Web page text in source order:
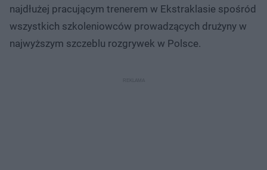
najdłużej pracującym trenerem w Ekstraklasie spośród
wszystkich szkoleniowców prowadzących drużyny w
najwyższym szczeblu rozgrywek w Polsce.